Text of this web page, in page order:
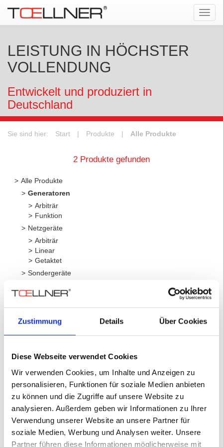
Zustimmung Details Über Cookies
Diese Webseite verwendet Cookies
Wir verwenden Cookies, um Inhalte und Anzeigen zu
personalisieren, Funktionen für soziale Medien anbieten
zu können und die Zugriffe auf unsere Website zu
analysieren. Außerdem geben wir Informationen zu Ihrer
Verwendung unserer Website an unsere Partner für
soziale Medien, Werbung und Analysen weiter. Unsere
Partner führen diese Informationen möglicherweise mit
LEISTUNG IN HÖCHSTER
VOLLENDUNG
Entwickelt und produziert in
Deutschland
Sie sind hier: Start | Produkte | Alle Produkte
2 Produkte gefunden
Alle Produkte
Generatoren
Arbiträr
Funktion
Netzgeräte
Arbiträr
Linear
Getaktet
Sondergeräte
Verstärker
4-Quadranten
Breitband
TOE 7404 1,1 W 30 V